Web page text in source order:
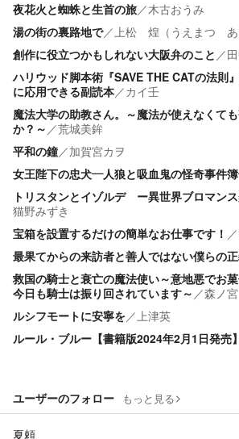
夜花火と蜘蛛と生首の旅／木古おうみ
湯の街の裏路地で／上松 煌（うえまつ あ
創作に役立つかもしれない大阪弁のこと ／
ハリウッド脚本術『SAVE THE CATの法則
に応用できる副読本／カイ壬
魔法大学の助教さん。～魔法が使えなくて
か？～ ／荒城美鉾
平和の鐘／加賀宮カヲ
女王陛下の忠犬―人狼と吸血鬼の怪奇事件
トリスタンとイゾルデ ー異世界ブロマン
猫野みずき
宝箱を設置するだけの簡単なお仕事です！ ／
最果てからの来訪者と善人ではない僕らの
救国の騎士と衰亡の魔法使い～意地悪でお
今日も騎士は振り回されています～ ／森ノ
ルシフモートに安寧を／上津英
ルール・ブルー【書籍版2024年2月1日発売】
ユーザーのフォロー もっと見る
夏頼